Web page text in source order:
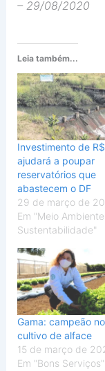
– 29/08/2020
Leia também...
Investimento de
ajudará a poupar
reservatórios que
abastecem o DF
29 de março de
Em "Meio
Sustentabilidade"
Gama: campeão no
cultivo de alface
15 de março de
Em "Bons Serviços"